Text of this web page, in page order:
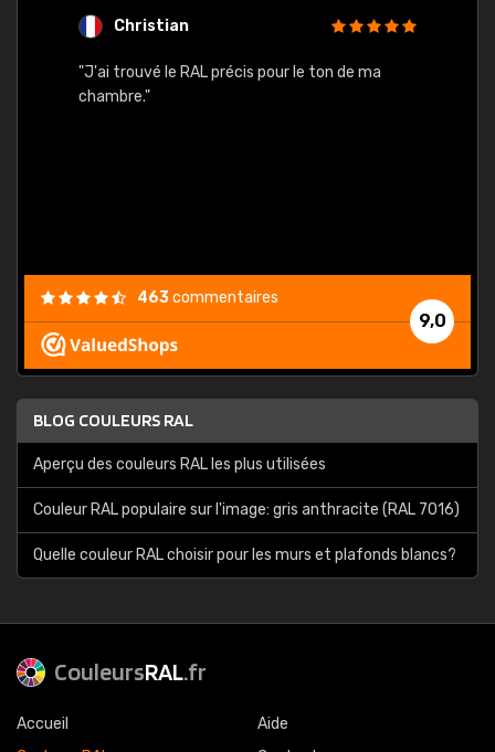
Christian
"J'ai trouvé le RAL précis pour le ton de ma
chambre."
9,0
463commentaires
BLOG COULEURS RAL
Aperçu des couleurs RAL les plus utilisées
Couleur RAL populaire sur l'image: gris anthracite (RAL 7016)
Quelle couleur RAL choisir pour les murs et plafonds blancs?
CouleursRAL.fr
Accueil
Aide